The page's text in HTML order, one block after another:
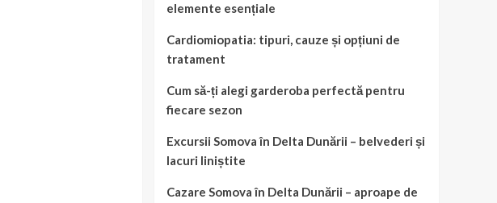
elemente esențiale
Cardiomiopatia: tipuri, cauze și opțiuni de
tratament
Cum să-ți alegi garderoba perfectă pentru
fiecare sezon
Excursii Somova în Delta Dunării – belvederi și
lacuri liniștite
Cazare Somova în Delta Dunării – aproape de